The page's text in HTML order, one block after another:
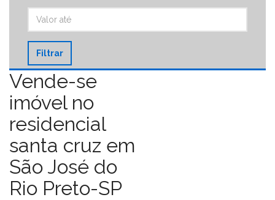
Filtrar
Vende-se
imóvel no
residencial
santa cruz em
São José do
Rio Preto-SP